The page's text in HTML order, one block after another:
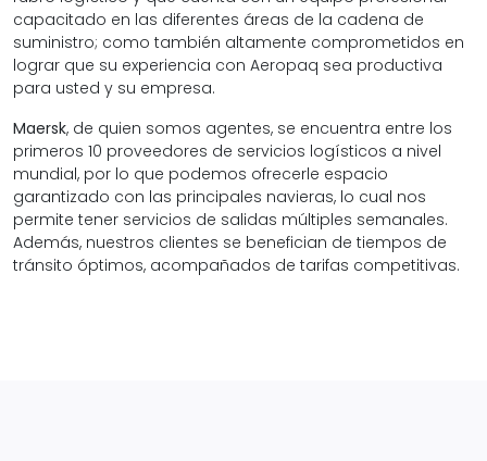
capacitado en las diferentes áreas de la cadena de
suministro; como también altamente comprometidos en
lograr que su experiencia con Aeropaq sea productiva
para usted y su empresa.
Maersk, de quien somos agentes, se encuentra entre los
primeros 10 proveedores de servicios logísticos a nivel
mundial, por lo que podemos ofrecerle espacio
garantizado con las principales navieras, lo cual nos
permite tener servicios de salidas múltiples semanales.
Además, nuestros clientes se benefician de tiempos de
tránsito óptimos, acompañados de tarifas competitivas.